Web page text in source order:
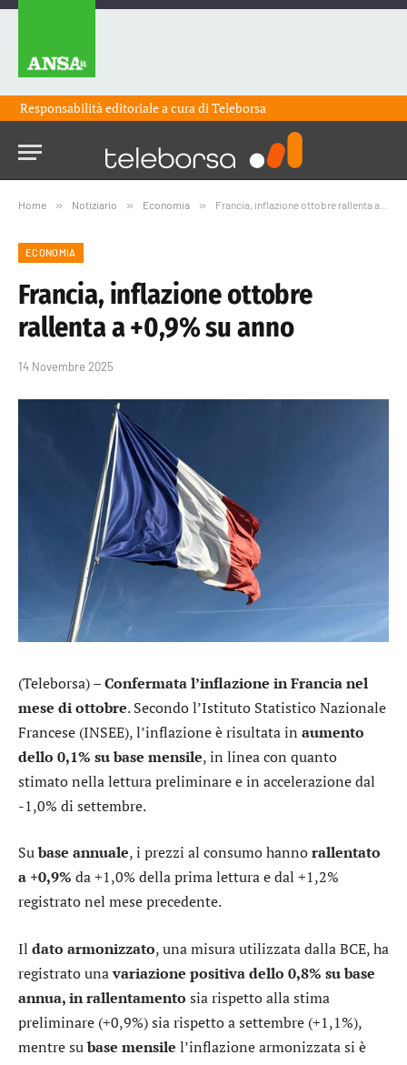
Responsabilità editoriale a cura diTeleborsa
Home » Notiziario » Economia » Francia, inflazione ottobre rallenta a +0,9% su anno
ECONOMIA
Francia, inflazione ottobre
rallenta a +0,9% su anno
14 Novembre 2025
(Teleborsa) –Confermata l’inflazione in Francia nel
mese di ottobre. Secondo l’Istituto Statistico Nazionale
Francese (INSEE), l’inflazione è risultata in aumento
dello 0,1% su base mensile, in linea con quanto
stimato nella lettura preliminare e in accelerazione dal
-1,0% di settembre.
Subase annuale, i prezzi al consumo hannorallentato
a +0,9% da +1,0% della prima lettura e dal +1,2%
registrato nel mese precedente.
Il dato armonizzato, una misura utilizzata dalla BCE, ha
registrato unavariazione positiva dello 0,8% su base
annua, in rallentamento sia rispetto alla stima
preliminare (+0,9%) sia rispetto a settembre (+1,1%),
mentre subase mensile l’inflazione armonizzata si è